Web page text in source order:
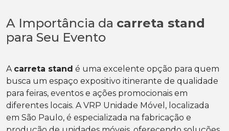
A Importância da carreta stand
para Seu Evento
A carreta stand é uma excelente opção para quem
busca um espaço expositivo itinerante de qualidade
para feiras, eventos e ações promocionais em
diferentes locais. A VRP Unidade Móvel, localizada
em São Paulo, é especializada na fabricação e